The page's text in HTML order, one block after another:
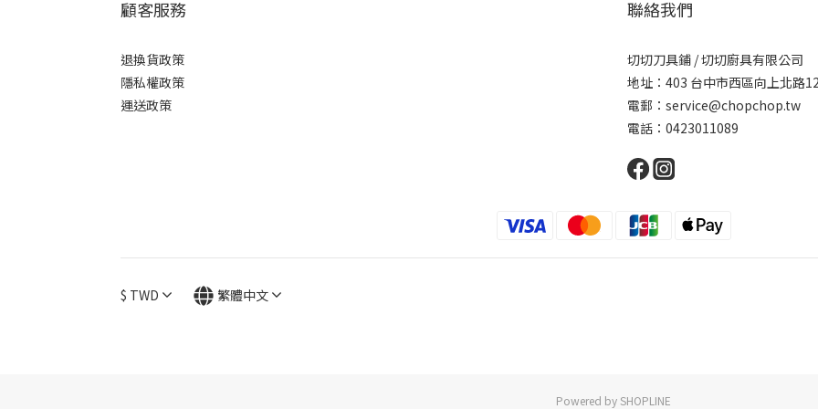
和式柄 (6)
槌目 (6)
顧客服務
退換貨政策
隱私權政策
運送政策
聯絡我們
切切刀具鋪 / 切切廚具有限公司
地址：403 台中市西區向上北路
電郵：service@chopchop.tw
電話：0423011089
$ TWD 繁體中文
Powered by SHOPLINE